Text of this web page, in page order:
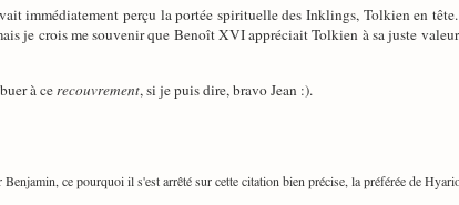
immédiatement perçu la portée spirituelle des Inklings, Tolkien en
je crois me souvenir que Benoît XVI appréciait Tolkien à sa juste
à cerecouvrement, si je puis dire, bravo Jean :).
ce pourquoi il s'est arrêté sur cette citation bien précise, la préférée de